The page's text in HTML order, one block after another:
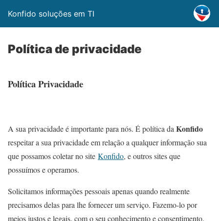
Konfido soluções em TI
Política de privacidade
Política Privacidade
A sua privacidade é importante para nós. É política daKonfido
respeitar a sua privacidade em relação a qualquer informação sua
que possamos coletar no site Konfido, e outros sites que
possuímos e operamos.
Solicitamos informações pessoais apenas quando realmente
precisamos delas para lhe fornecer um serviço. Fazemo-lo por
meios justos e legais, com o seu conhecimento e consentimento.